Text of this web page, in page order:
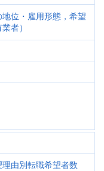
位・雇用形態，希望
者）
由別転職希望者数